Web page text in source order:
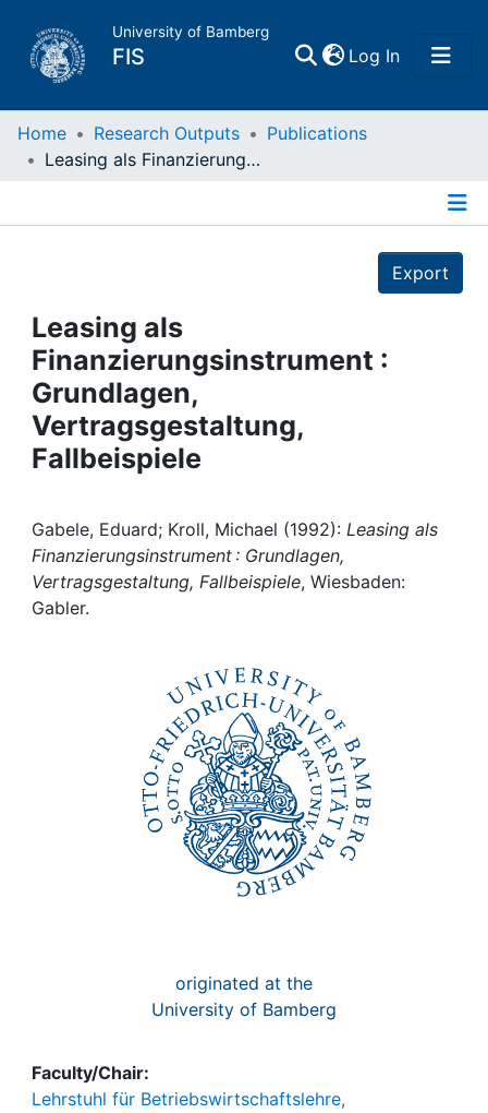
University of Bamberg
FIS Log In(current)
Home
Projects
People
Institutions
My FIS
Help
Home Research Outputs
Publications
Leasing als Finanzierungsinstrument : Grundlagen, Vertragsgestaltung, Fallbeispiele
Export
Leasing als
Finanzierungsinstrument :
Grundlagen,
Vertragsgestaltung,
Fallbeispiele
Gabele, Eduard; Kroll, Michael (1992): Leasing als
Finanzierungsinstrument : Grundlagen,
Vertragsgestaltung, Fallbeispiele, Wiesbaden:
Gabler.
originated at the
University of Bamberg
Faculty/Chair:
Lehrstuhl für Betriebswirtschaftslehre,